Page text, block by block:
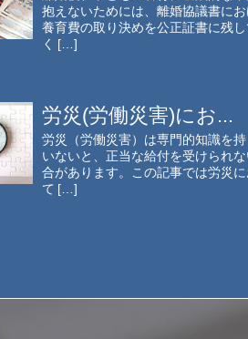
抱えないためには、離婚協議書にお
養育費の取り決めを公正証書に残
く […]
労災(労働災害)にお...
労災（労働災害）は専門的知識を持
いないと、正当な給付を受けられ
合があります。この記事では労災
て […]